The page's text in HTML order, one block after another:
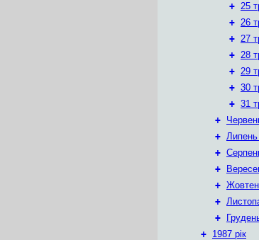
+ 25
+ 26
+ 27
+ 28
+ 29
+ 30
+ 31
+
+
+
+
+
+
+
+ 1987 рік